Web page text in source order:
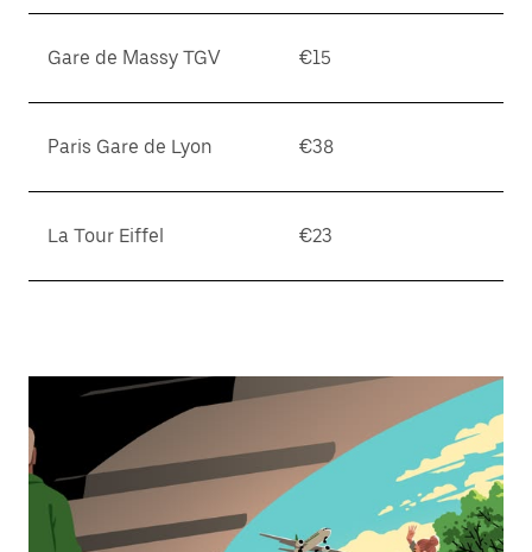
Gare de Massy TGV €15
Paris Gare de Lyon €38
La Tour Eiffel €23